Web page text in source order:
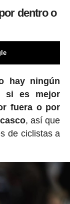
dentro o
hay ningún
si es mejor
fuera o por
, así que
de ciclistas a